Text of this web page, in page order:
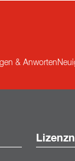
& Anworten